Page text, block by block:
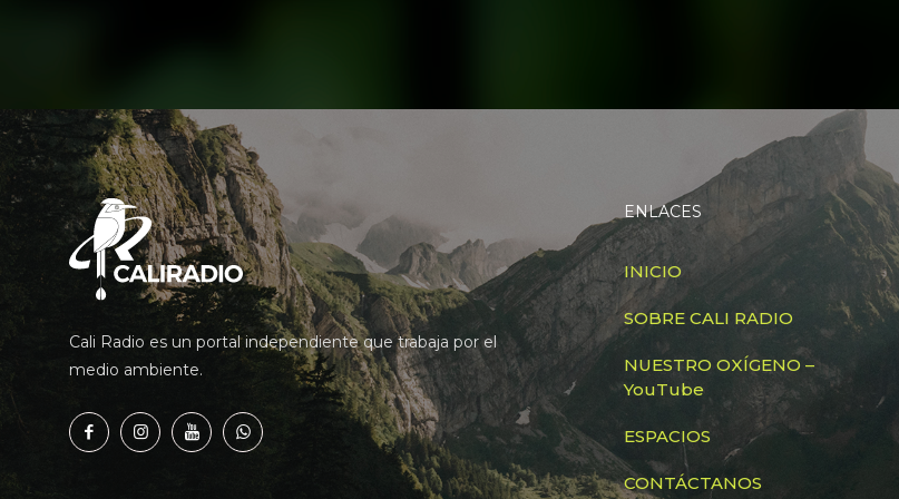
Cali Radio es un portal independiente que trabaja por el
medio ambiente.
ENLACES
INICIO
SOBRE CALI RADIO
NUESTRO OXÍGENO –
YouTube
ESPACIOS
CONTÁCTANOS